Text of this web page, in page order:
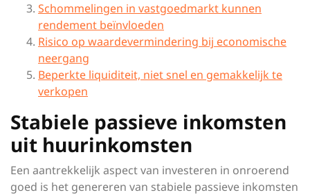
Schommelingen in vastgoedmarkt kunnen
rendement beïnvloeden
Risico op waardevermindering bij economische
neergang
Beperkte liquiditeit, niet snel en gemakkelijk te
verkopen
Stabiele passieve inkomsten
uit huurinkomsten
Een aantrekkelijk aspect van investeren in onroerend
goed is het genereren van stabiele passieve inkomsten